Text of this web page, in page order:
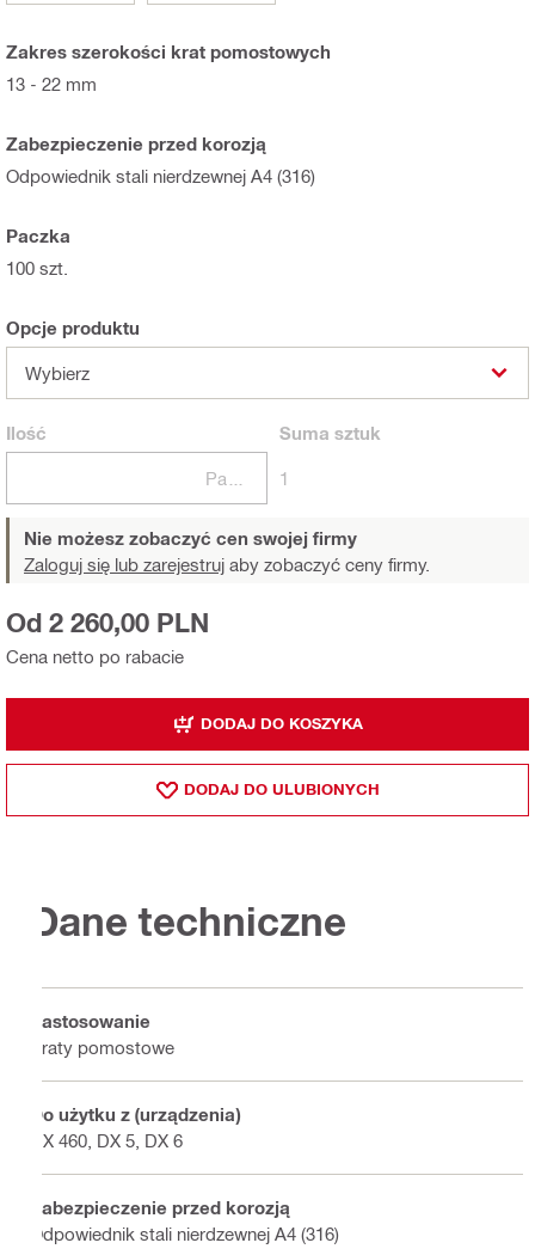
Zakres szerokości krat pomostowych
13 - 22 mm
Zabezpieczenie przed korozją
Odpowiednik stali nierdzewnej A4 (316)
Paczka
100 szt.
Opcje produktu
Wybierz
Ilość Suma sztuk
1
Nie możesz zobaczyć cen swojej firmy
Zaloguj się lub zarejestruj aby zobaczyć ceny firmy.
Cena netto po rabacie
Od 2 260,00 PLN
DODAJ DO KOSZYKA
DODAJ DO ULUBIONYCH
Dane techniczne
Zastosowanie
Kraty pomostowe
Do użytku z (urządzenia)
DX 460, DX 5, DX 6
Zabezpieczenie przed korozją
Odpowiednik stali nierdzewnej A4 (316)